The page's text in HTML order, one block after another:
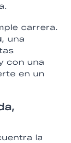
carrera.
, una
con una
en un
la